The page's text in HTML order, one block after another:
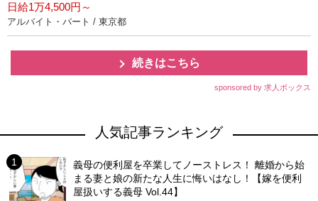
日給1万4,500円～
アルバイト・パート / 東京都
続きはこちら
sponsored by 求人ボックス
人気記事ランキング
義母の便利屋を卒業してノーストレス！ 離婚から始
まる妻と娘の新たな人生に悔いはなし！【嫁を便利
屋扱いする義母 Vol.44】